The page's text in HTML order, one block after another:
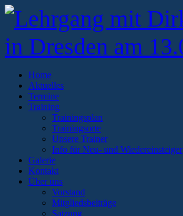
Home
Aktuelles
Termine
Training
Trainingsplan
Trainingsorte
Unsere Trainer
Info für Neu- und Wiedereinsteiger
Galerie
Kontakt
Über uns
Vorstand
Mitgliedsbeiträge
Satzung